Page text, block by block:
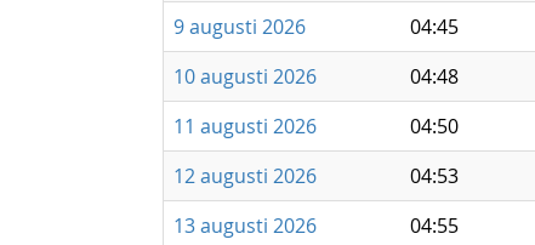
9 augusti 2026
04:45
10 augusti 2026
04:48
11 augusti 2026
04:50
12 augusti 2026
04:53
13 augusti 2026
04:55